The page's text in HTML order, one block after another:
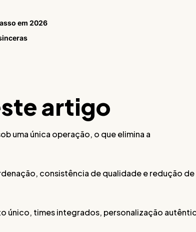
em 2026
artigo
uma única operação, o que elimina a
consistência de qualidade e redução de
único, times integrados, personalização